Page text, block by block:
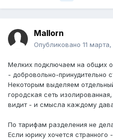
Mallorn
Опубликовано 11 марта,
Мелких подключаем на общих
- добровольно-принудительно
Некоторым выделяем
городская сеть
видит - и смысла каждому
По тарифам разделения не
Если юрику хочется